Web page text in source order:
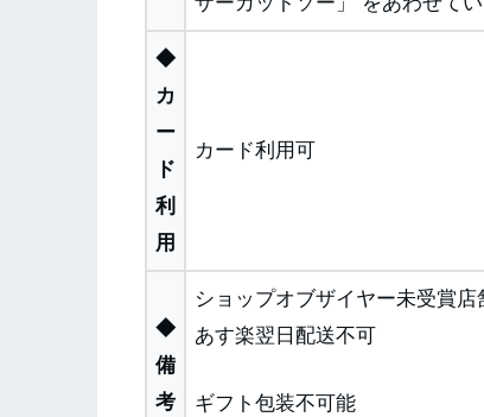
◆
カ
ー
ド
利
用
カード利用可
◆
備
考
ショップオブザイヤー未受賞店
あす楽翌日配送不可
ギフト包装不可能